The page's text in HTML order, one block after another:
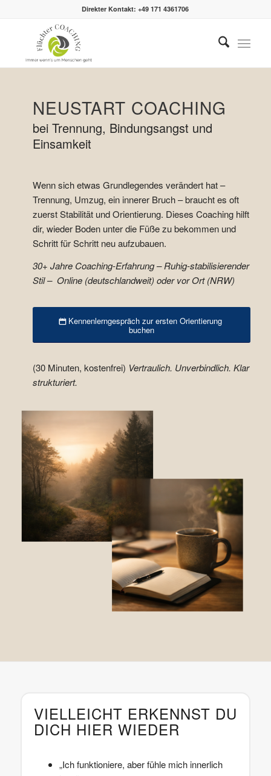
Direkter Kontakt: +49 171 4361706
NEUSTART COACHING
bei Trennung, Bindungsangst und
Einsamkeit
Wenn sich etwas Grundlegendes verändert hat –
Trennung, Umzug, ein innerer Bruch – braucht es oft
zuerst Stabilität und Orientierung. Dieses Coaching hilft
dir, wieder Boden unter die Füße zu bekommen und
Schritt für Schritt neu aufzubauen.
30+ Jahre Coaching-Erfahrung – Ruhig-stabilisierender
Stil – Online (deutschlandweit) oder vor Ort (NRW)
Kennenlerngespräch zur ersten Orientierung
buchen
(30 Minuten, kostenfrei) Vertraulich. Unverbindlich. Klar
strukturiert.
VIELLEICHT ERKENNST DU
DICH HIER WIEDER
„Ich funktioniere, aber fühle mich innerlich